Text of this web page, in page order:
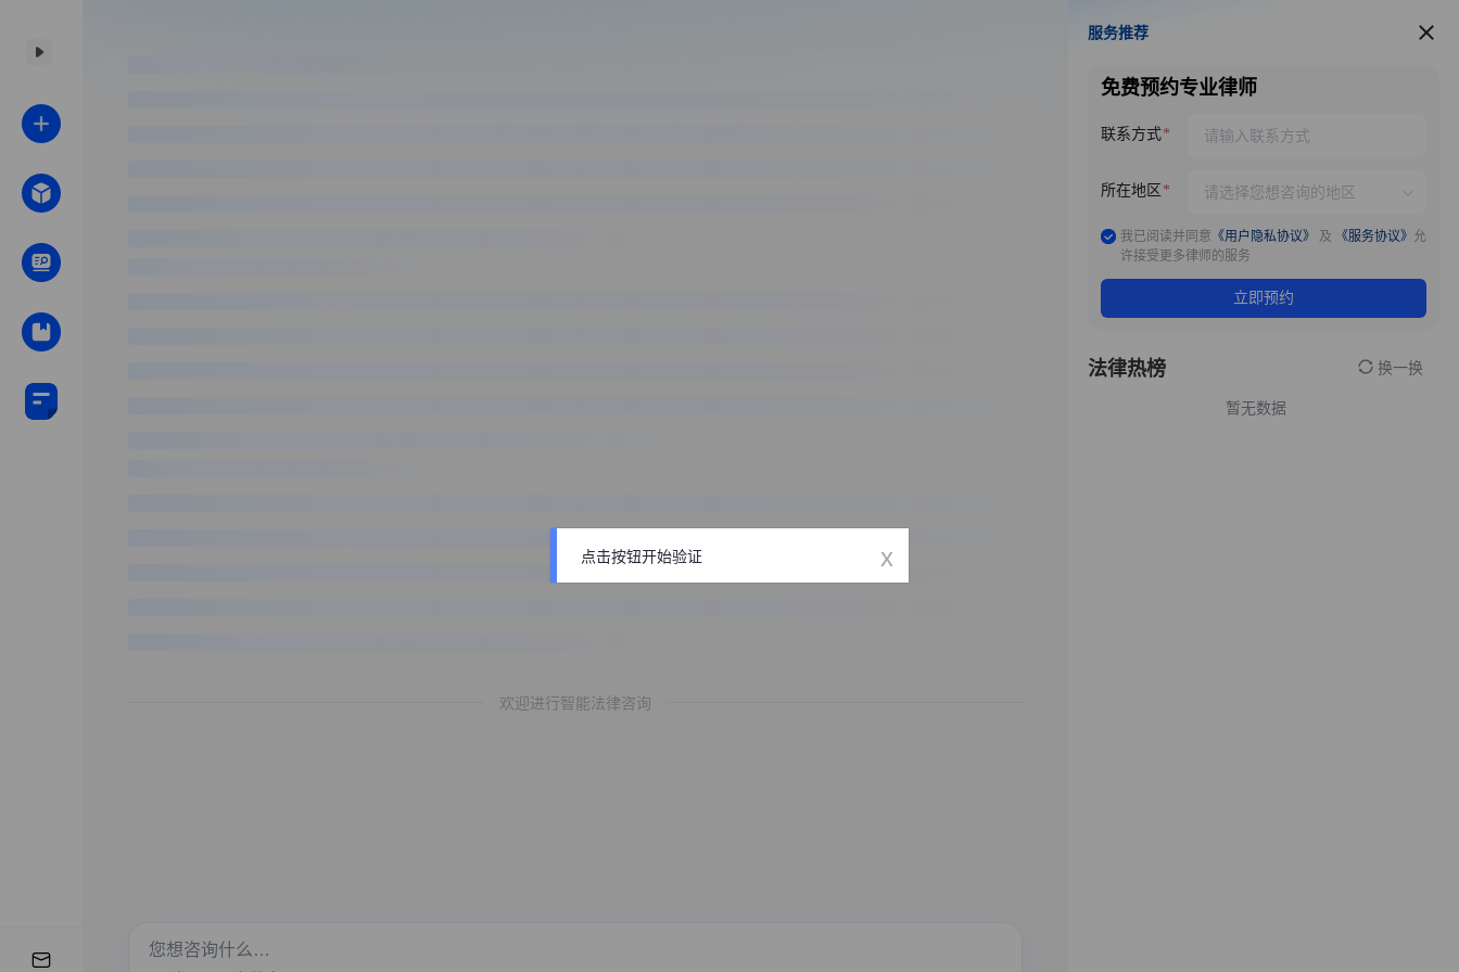
欢迎进行智能法律咨询
服务推荐
服务推荐
免费预约专业律师
联系方式
所在地区
我已阅读并同意 《用户隐私协议》 及 《服务协议》 允
许接受更多律师的服务
立即预约
法律热榜 换一换
暂无数据
点击按钮开始验证 x